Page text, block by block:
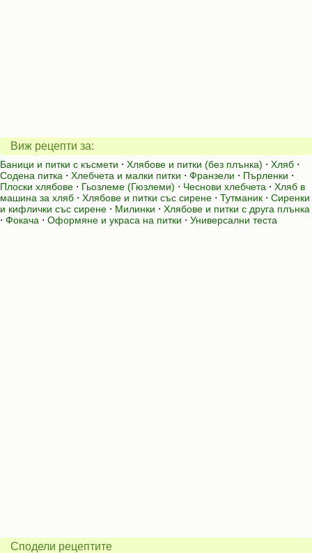
Виж рецепти за:
Баници и питки с късмети ⋅ Хлябове и питки (без плънка) ⋅ Хляб ⋅
Содена питка ⋅ Хлебчета и малки питки ⋅ Франзели ⋅ Пърленки ⋅
Плоски хлябове ⋅ Гьозлеме (Гюзлеми) ⋅ Чеснови хлебчета ⋅ Хляб в
машина за хляб ⋅ Хлябове и питки със сирене ⋅ Тутманик ⋅ Сиренки
и кифлички със сирене ⋅ Милинки ⋅ Хлябове и питки с друга плънка
⋅ Фокача ⋅ Оформяне и украса на питки ⋅ Универсални теста
Сподели рецептите